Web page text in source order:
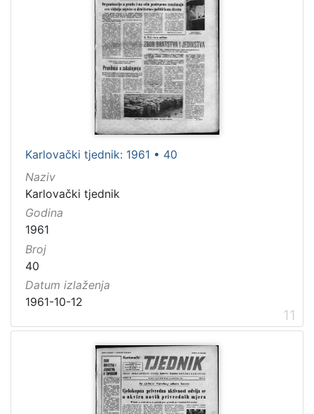
Karlovački tjednik: 1961 • 40
Naziv
Karlovački tjednik
Godina
1961
Broj
40
Datum izlaženja
1961-10-12
11